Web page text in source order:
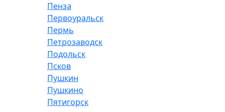
Пенза
Первоуральск
Пермь
Петрозаводск
Подольск
Псков
Пушкин
Пушкино
Пятигорск